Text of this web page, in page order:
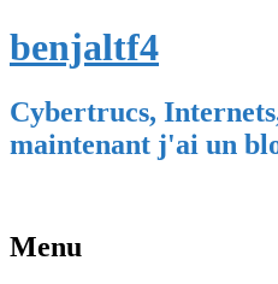
benjaltf4
Cybertrucs,
maintenant j'ai un
Menu